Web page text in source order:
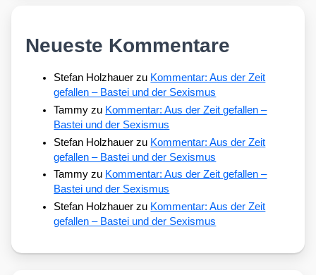
Neueste Kommentare
Stefan Holzhauer zu Kommentar: Aus der Zeit
gefallen – Bastei und der Sexismus
Tammy zu Kommentar: Aus der Zeit gefallen –
Bastei und der Sexismus
Stefan Holzhauer zu Kommentar: Aus der Zeit
gefallen – Bastei und der Sexismus
Tammy zu Kommentar: Aus der Zeit gefallen –
Bastei und der Sexismus
Stefan Holzhauer zu Kommentar: Aus der Zeit
gefallen – Bastei und der Sexismus